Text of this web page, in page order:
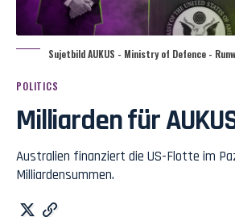
Sujetbild AUKUS - Ministry of Defence -
POLITICS
Milliarden für
Australien finanziert die US-Flotte im
Milliardensummen.